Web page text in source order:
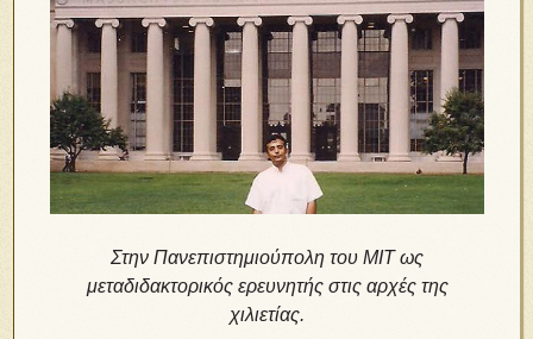
Στην Πανεπιστημιούπολη του ΜΙΤ ως
μεταδιδακτορικός ερευνητής στις αρχές της
χιλιετίας.